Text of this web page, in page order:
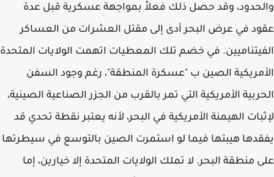
والحدود، وقد حصل ذلك فعلاً بمواجهة عسكرية قبل عدة
عقود في عرض البحر أدى إلى مقتل العشرات من العساكر
الفيتناميين. في خضم تلك المعطيات اتهمت الولايات المتحدة
الأمريكية الصين ب "عسكرة المنطقة"، رغم وجود السفن
الحربية الأمريكية التي تمر بالقرب من الجزر الصناعية الصينية،
لإثبات الهيمنة الأمريكية في البحر، لأنه يعتبر نقطة تحدي قد
يفقدها هيبتها فيما لو استمرت الصين بالتوسع في سيطرتها
على منطقة البحر. لا تملك الولايات المتحدة إلا خيارين، إما